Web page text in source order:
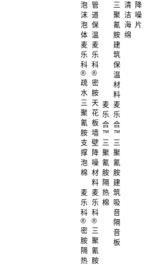
泡
沫
泡
体
管
道
保
温
麦
乐
科
®
疏
水
三
聚
氰
胺
支
撑
泡
棉
麦
乐
科
®
密
胺
天
花
板
墙
壁
降
噪
材
料
麦
乐
科
®
密
胺
隔
热
麦
乐
科
®
三
聚
氰
胺
三
聚
氰
胺
建
筑
保
温
材
料
麦
乐
合
™
三
聚
氰
胺
隔
热
棉
麦
乐
合
™
三
聚
氰
胺
建
筑
吸
音
隔
音
板
清
洁
海
绵
降
噪
片